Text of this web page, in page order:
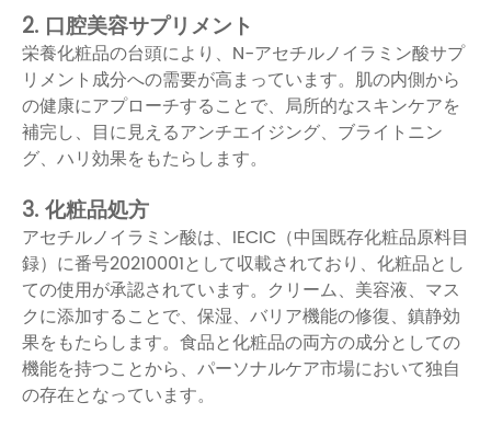
2. 口腔美容サプリメント
栄養化粧品の台頭により、N-アセチルノイラミン酸サプ
リメント成分への需要が高まっています。肌の内側から
の健康にアプローチすることで、局所的なスキンケアを
補完し、目に見えるアンチエイジング、ブライトニン
グ、ハリ効果をもたらします。
3. 化粧品処方
アセチルノイラミン酸は、IECIC（中国既存化粧品原料目
録）に番号20210001として収載されており、化粧品とし
ての使用が承認されています。クリーム、美容液、マス
クに添加することで、保湿、バリア機能の修復、鎮静効
果をもたらします。食品と化粧品の両方の成分としての
機能を持つことから、パーソナルケア市場において独自
の存在となっています。